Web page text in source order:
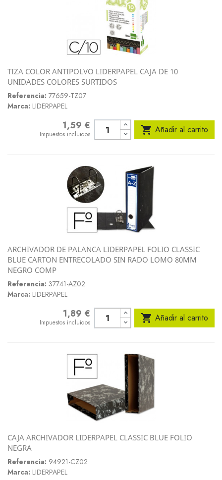
TIZA COLOR ANTIPOLVO LIDERPAPEL CAJA DE 10
UNIDADES COLORES SURTIDOS
Referencia: 77659-TZ07
Marca: LIDERPAPEL
1,59 €
Impuestos incluidos  Añadir al carrito
ARCHIVADOR DE PALANCA LIDERPAPEL FOLIO CLASSIC
BLUE CARTON ENTRECOLADO SIN RADO LOMO 80MM
NEGRO COMP
Referencia: 37741-AZ02
Marca: LIDERPAPEL
1,89 €
Impuestos incluidos  Añadir al carrito
CAJA ARCHIVADOR LIDERPAPEL CLASSIC BLUE FOLIO
NEGRA
Referencia: 94921-CZ02
Marca: LIDERPAPEL